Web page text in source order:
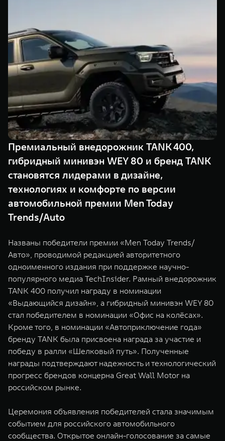
TANK 500
Веди за собой
от 6 499 000 ₽
TANK 700
Сила
от 10
Расширяя границы комфорта
от 6 149 000 ₽
Эстетика
от 5 699
WEY 80
Масштаб возможностей
от 6 449 000 ₽
WEY 80
Масштаб
TANK ФИНАНСЫ
TANK Кредит
TANK Лизинг
TANK Страхование
Моторные масла
ЦИФРОВЫЕ СЕРВИСЫ TANK
Цифровые сервисы TANK
Подписки
Премиальный внедорожник TANK 400,
гибридный минивэн WEY 80 и бренд TANK
становятся лидерами в дизайне,
технологиях и комфорте по версии
автомобильной премии Men Today
Trends/Auto
Названы победители премии «Men Today Trends/
Авто», проводимой редакцией авторитетного
одноименного издания при поддержке научно-
популярного медиа TechInsider. Рамный внедорожник
TANK 400 получил награду в номинации
«Выдающийся дизайн», а гибридный минивэн WEY 80
стал победителем в номинации «Офис на колёсах».
Кроме того, в номинации «Автоприключение года»
бренду TANK была присвоена награда за участие и
победу в ралли «Шелковый путь». Полученные
награды подтверждают надежность и технологический
прогресс брендов концерна Great Wall Motor на
российском рынке.
Церемония объявления победителей стала значимым
событием для российского автомобильного
сообщества. Открытое онлайн-голосование за самые